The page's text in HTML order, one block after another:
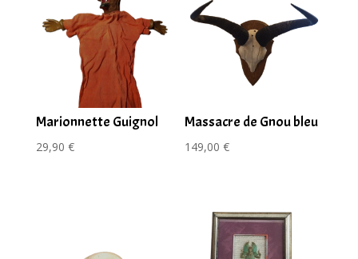
bois
Marionnette Guignol
29,90 €
Massacre de Gnou bleu
149,00€